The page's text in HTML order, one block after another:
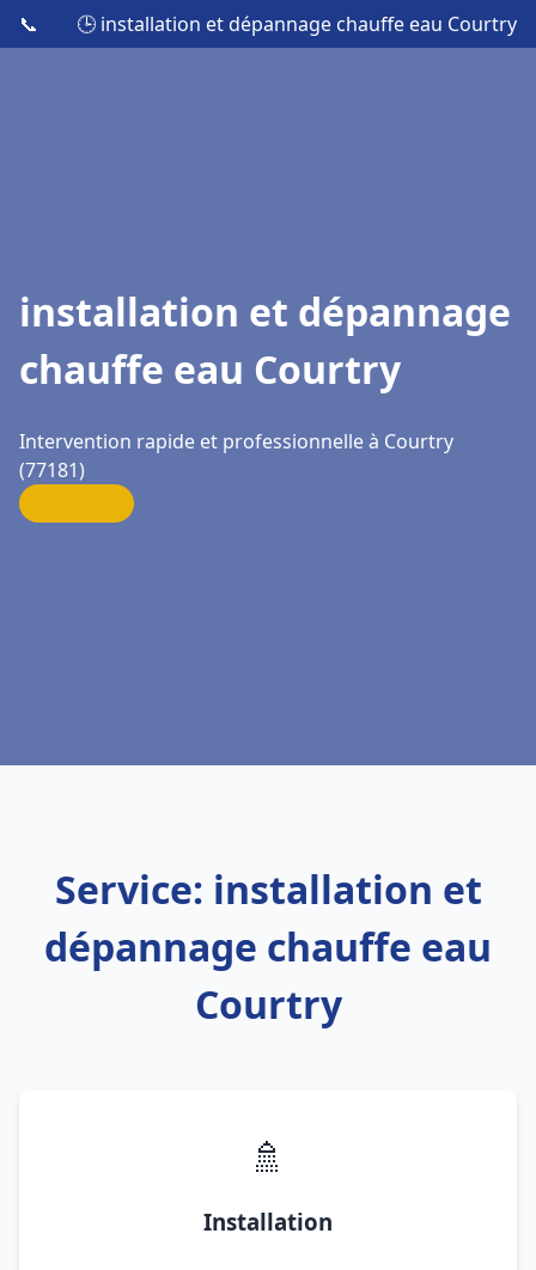
📞 🕒 installation et dépannage chauffe eau Courtry
installation et dépannage
chauffe eau Courtry
Intervention rapide et professionnelle à Courtry
(77181)
Service: installation et
dépannage chauffe eau
Courtry
🚿
Installation